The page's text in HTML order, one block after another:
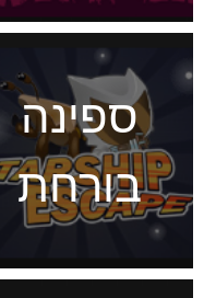
ספינה
בורחת